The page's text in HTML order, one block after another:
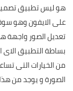
هو ليس تطبيق
على الايفون وهو
تعديل الصور واجهة
بساطة التطبيق
من الخيارات التى
الصورة و يوجد من